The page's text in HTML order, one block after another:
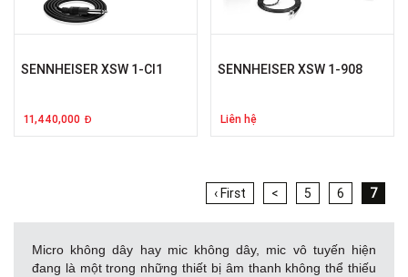
SENNHEISER XSW 1-CI1
11,440,000 Đ
SENNHEISER XSW 1-908
Liên hệ
‹ First < 5 6 7
Micro không dây hay mic không dây, mic vô tuyến hiện
đang là một trong những thiết bị âm thanh không thể thiếu